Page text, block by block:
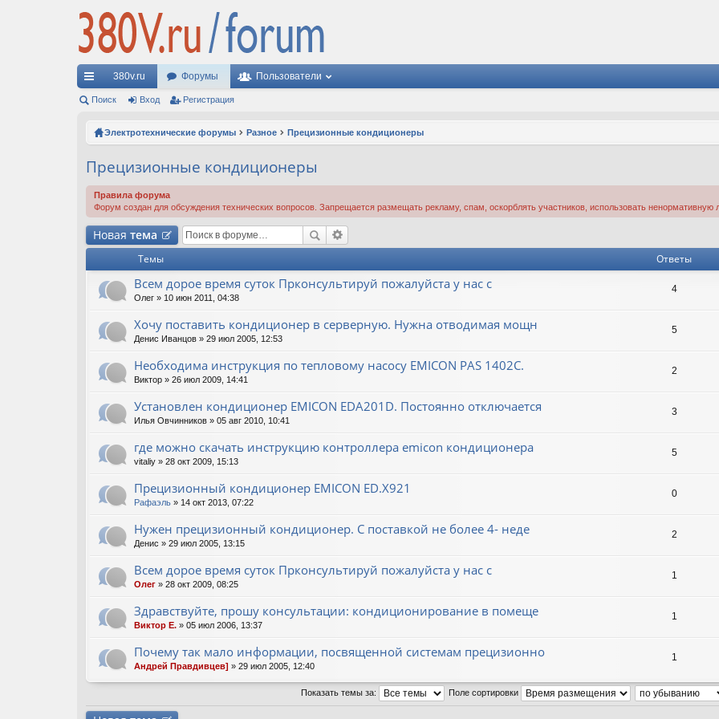
с
и
380v.ru Форумы Пользователи
Поиск Вход Регистрация
Электротехнические форумы Разное Прецизионные кондиционеры
Прецизионные кондиционеры
Правила форума
Форум создан для обсуждения технических вопросов. Запрещается размещать рекламу, спам, оскорблять участников, использовать ненормативную
Новая тема
Темы Ответы
Всем дорое время суток Прконсультируй пожалуйста у нас с
Олег » 10 июн 2011, 04:38
4
Хочу поставить кондиционер в серверную. Нужна отводимая мощн
Денис Иванцов » 29 июл 2005, 12:53
5
Необходима инструкция по тепловому насосу EMICON PAS 1402C.
Виктор » 26 июл 2009, 14:41
2
Установлен кондиционер EMICON EDA201D. Постоянно отключается
Илья Овчинников » 05 авг 2010, 10:41
3
где можно скачать инструкцию контроллера emicon кондиционера
vitaliy » 28 окт 2009, 15:13
5
Прецизионный кондиционер EMICON ED.X921
Рафаэль » 14 окт 2013, 07:22
0
Нужен прецизионный кондиционер. С поставкой не более 4- неде
Денис » 29 июл 2005, 13:15
2
Всем дорое время суток Прконсультируй пожалуйста у нас с
Олег » 28 окт 2009, 08:25
1
Здравствуйте, прошу консультации: кондиционирование в помеще
Виктор Е. » 05 июл 2006, 13:37
1
Почему так мало информации, посвященной системам прецизионно
Андрей Правдивцев] » 29 июл 2005, 12:40
1
Показать темы за: Поле сортировки